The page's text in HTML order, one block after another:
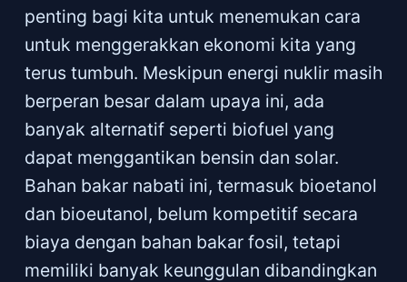
penting bagi kita untuk menemukan cara
untuk menggerakkan ekonomi kita yang
terus tumbuh. Meskipun energi nuklir masih
berperan besar dalam upaya ini, ada
banyak alternatif seperti biofuel yang
dapat menggantikan bensin dan solar.
Bahan bakar nabati ini, termasuk bioetanol
dan bioeutanol, belum kompetitif secara
biaya dengan bahan bakar fosil, tetapi
memiliki banyak keunggulan dibandingkan